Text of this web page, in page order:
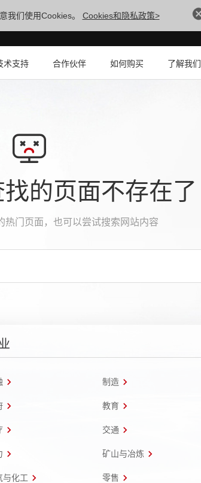
我们使用Cookies。 Cookies和隐私政策>
术支持 合作伙伴 如何购买 了解我们
的页面不存在了
热门页面，也可以尝试搜索网站内容
制造
教育
交通
矿山与冶炼
与化工 零售